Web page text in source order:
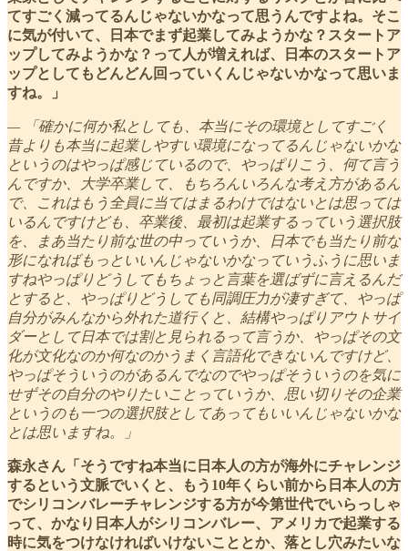
てすごく減ってるんじゃないかなって思うんですよね。そこ
に気が付いて、日本でまず起業してみようかな？スタートア
ップしてみようかな？って人が増えれば、日本のスタートア
ップとしてもどんどん回っていくんじゃないかなって思いま
すね。」
— 「確かに何か私としても、本当にその環境としてすごく
昔よりも本当に起業しやすい環境になってるんじゃないかな
というのはやっぱ感じているので、やっぱりこう、何て言う
んですか、大学卒業して、もちろんいろんな考え方があるん
で、これはもう全員に当てはまるわけではないとは思っては
いるんですけども、卒業後、最初は起業するっていう選択肢
を、まあ当たり前な世の中っていうか、日本でも当たり前な
形になればもっといいんじゃないかなっていうふうに思いま
すねやっぱりどうしてもちょっと言葉を選ばずに言えるんだ
とすると、やっぱりどうしても同調圧力が凄すぎて、やっぱ
自分がみんなから外れた道行くと、結構やっぱりアウトサイ
ダーとして日本では割と見られるって言うか、やっぱその文
化が文化なのか何なのかうまく言語化できないんですけど、
やっぱそういうのがあるんでなのでやっぱそういうのを気に
せずその自分のやりたいことっていうか、思い切りその企業
というのも一つの選択肢としてあってもいいんじゃないかな
とは思いますね。」
森永さん「そうですね本当に日本人の方が海外にチャレンジ
するという文脈でいくと、もう10年くらい前から日本人の方
でシリコンバレーチャレンジする方が今第世代でいらっしゃ
って、かなり日本人がシリコンバレー、アメリカで起業する
時に気をつけなければいけないこととか、落とし穴みたいな